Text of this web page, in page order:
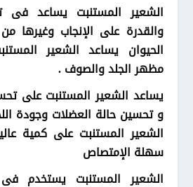
الشعير المستنبت يساعد فى
والقدرة على الإنجاب وغيرها
الحيوان يساعد الشعير
مظهر الجلد والصوف .
يساعد الشعير المستنبت على
و تحسين حالة العضلات وجودة
الشعير المستنبت على كمية
سهلة الإمتصاص
الشعير المستنبت يستخدم